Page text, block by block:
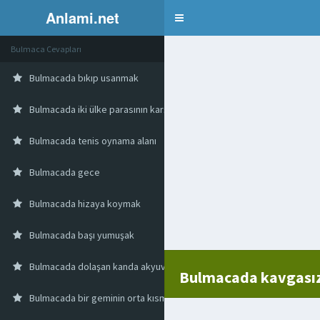
Anlami.net Bulmaca
Bulmacada
Bulmaca Cevapları
Bulmacada bıkıp usanmak
Bulmacada iki ülke parasının karşılıklı değeri
Bulmacada tenis oynama alanı
Bulmacada gece
Bulmacada hizaya koymak
Bulmacada başı yumuşak
Bulmacada dolaşan kanda akyuvar sayısının artması
Bulmacada bir geminin orta kısmı